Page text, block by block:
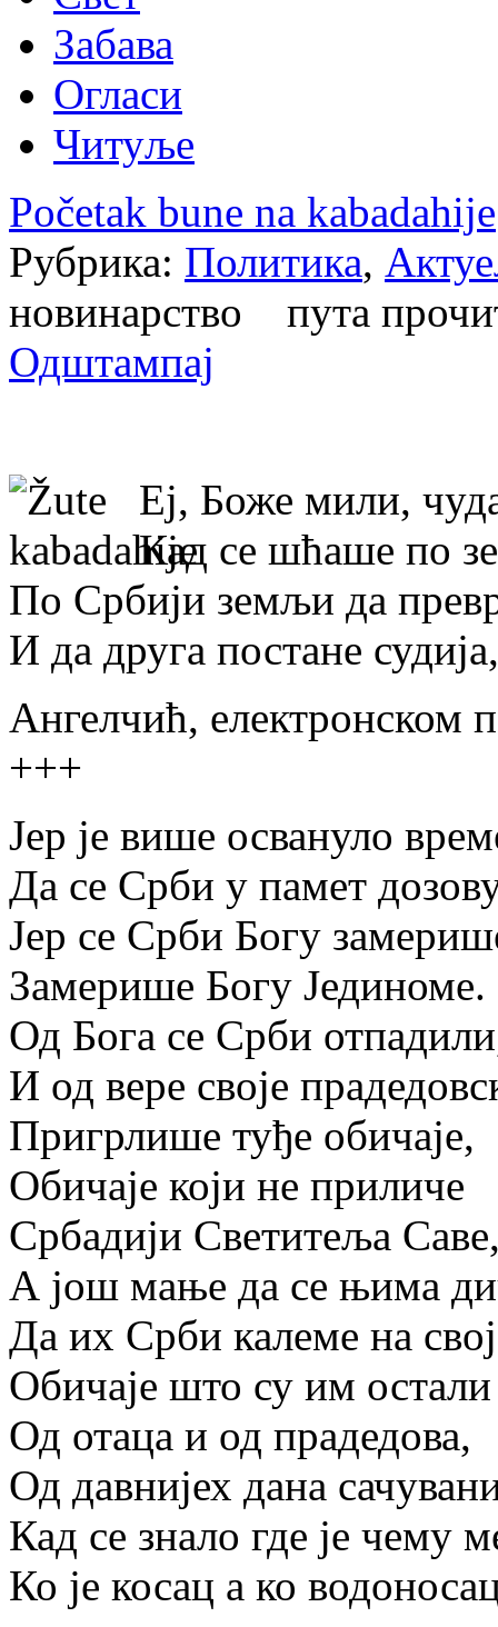
Забава
Огласи
Читуље
Početak bune na kabadahije
Рубрика: Политика,
новинарство пута
Одштампај
Еј, Боже мили,
Кад се шћаше по
По Србији земљи да
И да друга постане судија,
Ангелчић, електронском
+++
Јер је више освануло
Да се Срби у памет
Јер се Срби Богу
Замерише Богу Јединоме.
Од Бога се Срби
И од вере своје
Пригрлише туђе обичаје,
Обичаје који не приличе
Србадији Светитеља
А још мање да се њима
Да их Срби калеме на
Обичаје што су им остали
Од отаца и од прадедова,
Од давнијех дана
Кад се знало где је чему
Ко је косац а ко